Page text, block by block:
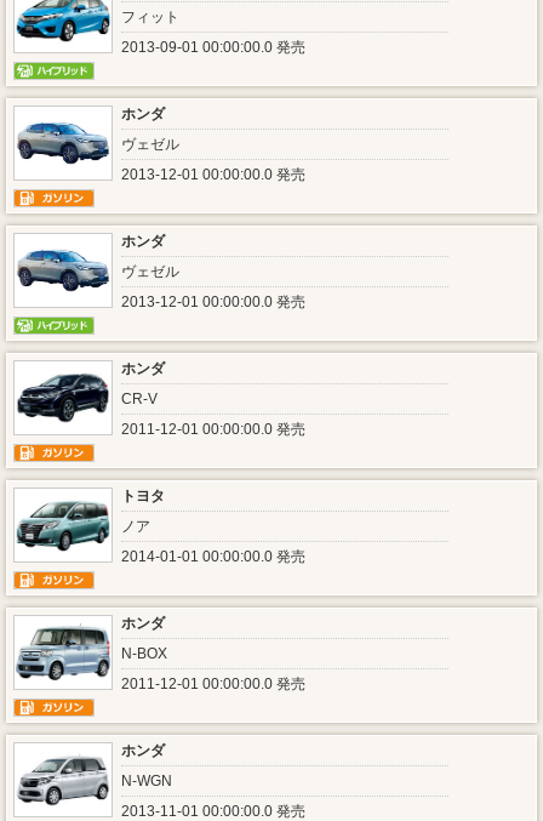
フィット
2013-09-01 00:00:00.0 発売
ホンダ
ヴェゼル
2013-12-01 00:00:00.0 発売
ホンダ
ヴェゼル
2013-12-01 00:00:00.0 発売
ホンダ
CR-V
2011-12-01 00:00:00.0 発売
トヨタ
ノア
2014-01-01 00:00:00.0 発売
ホンダ
N-BOX
2011-12-01 00:00:00.0 発売
ホンダ
N-WGN
2013-11-01 00:00:00.0 発売